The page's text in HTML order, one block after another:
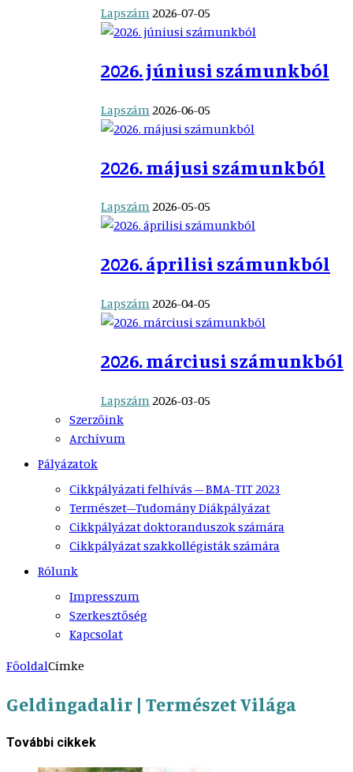
Lapszám 2026-07-05
2026. júniusi számunkból
Lapszám 2026-06-05
2026. májusi számunkból
Lapszám2026-05-05
2026. áprilisi számunkból
Lapszám2026-04-05
2026. márciusi számunkból
Lapszám2026-03-05
Szerzőink
Archívum
Pályázatok
Cikkpályázati felhívás – BMA-TIT 2023
Természet–Tudomány Diákpályázat
Cikkpályázat doktoranduszok számára
Cikkpályázat szakkollégisták számára
Rólunk
Impresszum
Szerkesztőség
Kapcsolat
FőoldalCímke
Geldingadalir | Természet Világa
További cikkek